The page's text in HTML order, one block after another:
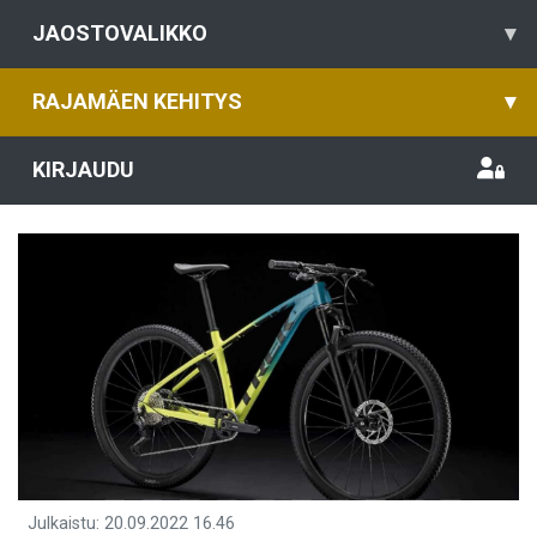
JAOSTOVALIKKO ▾
RAJAMÄEN KEHITYS ▾
KIRJAUDU
Julkaistu: 20.09.2022 16.46